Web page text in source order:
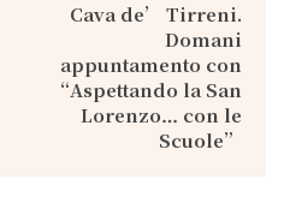
Cava de’ Tirreni.
Domani
appuntamento con
“Aspettando la San
Lorenzo… con le
Scuole”